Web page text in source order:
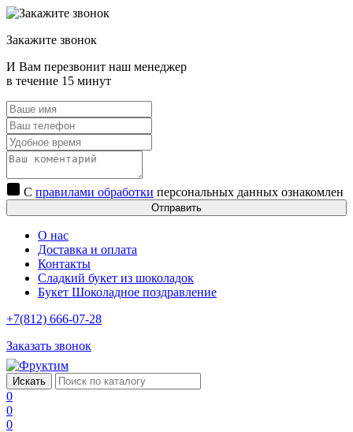
Закажите звонок
И Вам перезвонит наш менеджер
в течение 15 минут
С правилами обработки персональных данных ознакомлен
Отправить
О нас
Доставка и оплата
Контакты
Сладкий букет из шоколадок
Букет Шоколадное поздравление
+7(812) 666-07-28
Заказать звонок
0
0
0